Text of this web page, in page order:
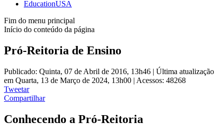
EducationUSA
Fim do menu principal
Início do conteúdo da página
Pró-Reitoria de Ensino
Publicado: Quinta, 07 de Abril de 2016, 13h46 | Última atualização
em Quarta, 13 de Março de 2024, 13h00 | Acessos: 48268
Tweetar
Compartilhar
Conhecendo a Pró-Reitoria